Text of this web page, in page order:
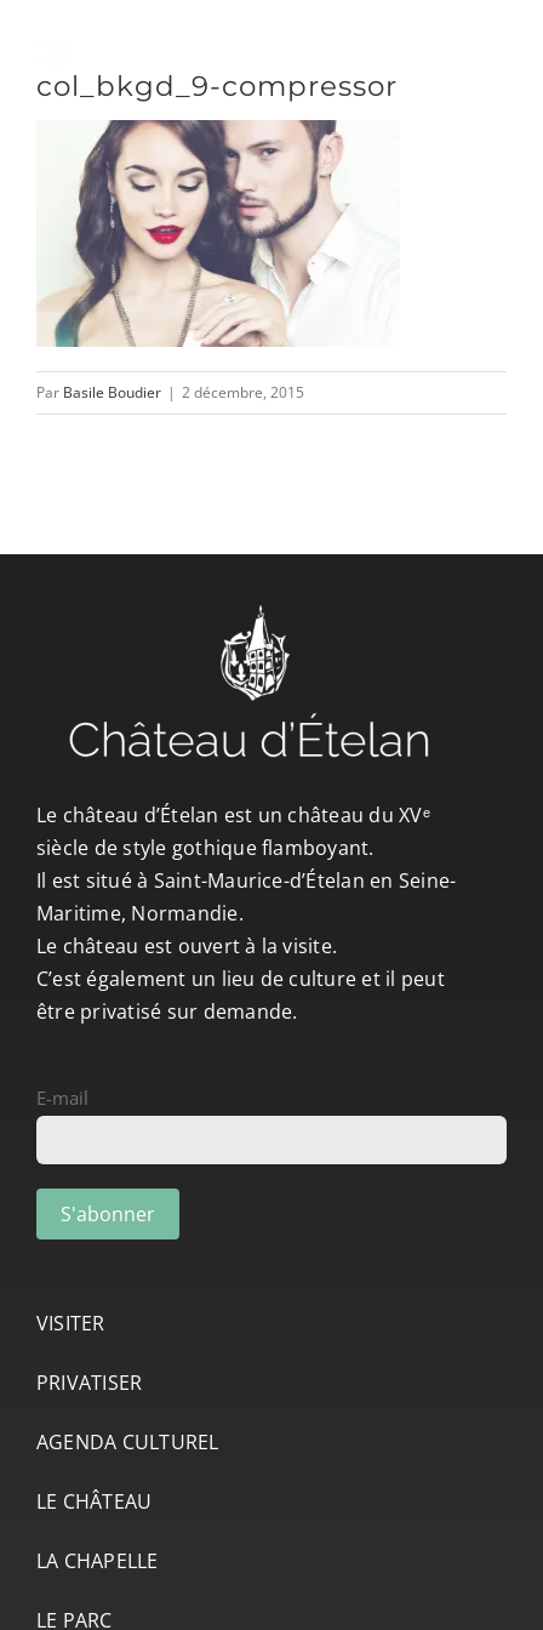
contenu
DÉCOUVRIR
VENIR
NOUS SUIVRE
col_bkgd_9-compressor
Par Basile Boudier | 2 décembre, 2015
Le château d’Ételan est un château du XVᵉ
siècle de style gothique flamboyant.
Il est situé à Saint-Maurice-d’Ételan en Seine-
Maritime, Normandie.
Le château est ouvert à la visite.
C’est également un lieu de culture et il peut
être privatisé sur demande.
E-mail
VISITER
PRIVATISER
AGENDA CULTUREL
LE CHÂTEAU
LA CHAPELLE
LE PARC